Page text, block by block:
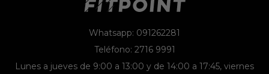
Whatsapp: 091262281
Teléfono: 2716 9991
Lunes a jueves de 9:00 a 13:00 y de 14:00 a 17:45, viernes